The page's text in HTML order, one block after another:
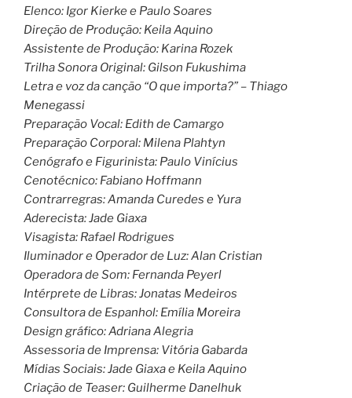
Elenco: Igor Kierke e Paulo Soares
Direção de Produção: Keila Aquino
Assistente de Produção: Karina Rozek
Trilha Sonora Original: Gilson Fukushima
Letra e voz da canção “O que importa?” – Thiago
Menegassi
Preparação Vocal: Edith de Camargo
Preparação Corporal: Milena Plahtyn
Cenógrafo e Figurinista: Paulo Vinícius
Cenotécnico: Fabiano Hoffmann
Contrarregras: Amanda Curedes e Yura
Aderecista: Jade Giaxa
Visagista: Rafael Rodrigues
Iluminador e Operador de Luz: Alan Cristian
Operadora de Som: Fernanda Peyerl
Intérprete de Libras: Jonatas Medeiros
Consultora de Espanhol: Emília Moreira
Design gráfico: Adriana Alegria
Assessoria de Imprensa: Vitória Gabarda
Mídias Sociais: Jade Giaxa e Keila Aquino
Criação de Teaser: Guilherme Danelhuk